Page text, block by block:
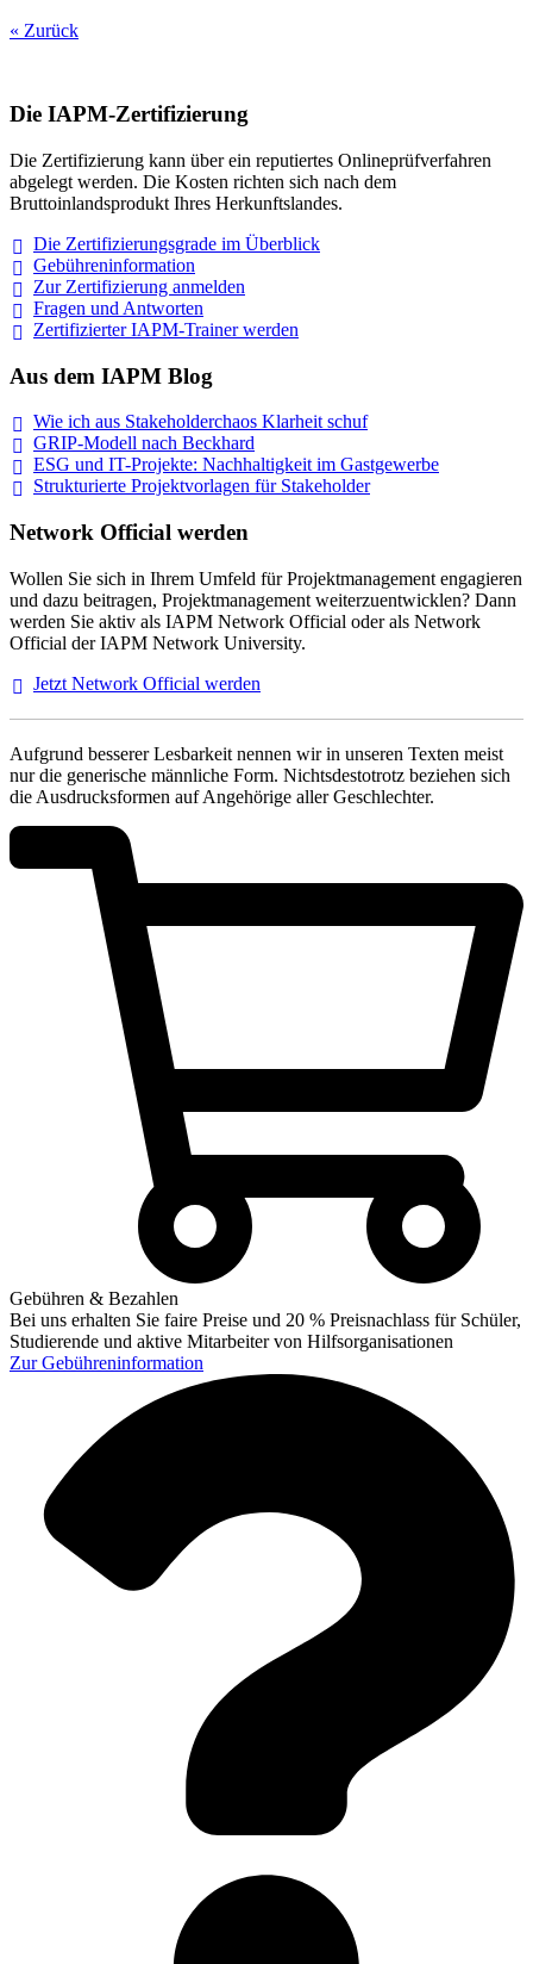
« Zurück
Die IAPM-Zertifizierung
Die Zertifizierung kann über ein reputiertes Onlineprüfverfahren
abgelegt werden. Die Kosten richten sich nach dem
Bruttoinlandsprodukt Ihres Herkunftslandes.
Die Zertifizierungsgrade im Überblick
Gebühreninformation
Zur Zertifizierung anmelden
Fragen und Antworten
Zertifizierter IAPM-Trainerwerden
Aus dem IAPM Blog
Wie ich aus Stakeholderchaos Klarheit schuf
GRIP-Modell nach Beckhard
ESG und IT-Projekte: Nachhaltigkeit im Gastgewerbe
Strukturierte Projektvorlagen für Stakeholder
Network Official werden
Wollen Sie sich in Ihrem Umfeld für Projektmanagement engagieren
und dazu beitragen, Projektmanagement weiterzuentwicklen? Dann
werden Sie aktiv als IAPM Network Official oder als Network
Official der IAPM Network University.
Jetzt Network Official werden
Aufgrund besserer Lesbarkeit nennen wir in unseren Texten meist
nur die generische männliche Form. Nichtsdestotrotz beziehen sich
die Ausdrucksformen auf Angehörige aller Geschlechter.
Gebühren & Bezahlen
Bei uns erhalten Sie faire Preise und 20 % Preisnachlass für Schüler,
Studierende und aktive Mitarbeiter von Hilfsorganisationen
ZurGebühreninformation